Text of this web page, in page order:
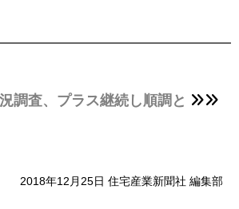
調査、プラス継続し順調と
2018年12月25日 住宅産業新聞社 編集部